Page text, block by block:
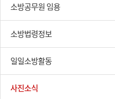
소방공무원 임용
소방법령정보
일일소방활동
사진소식